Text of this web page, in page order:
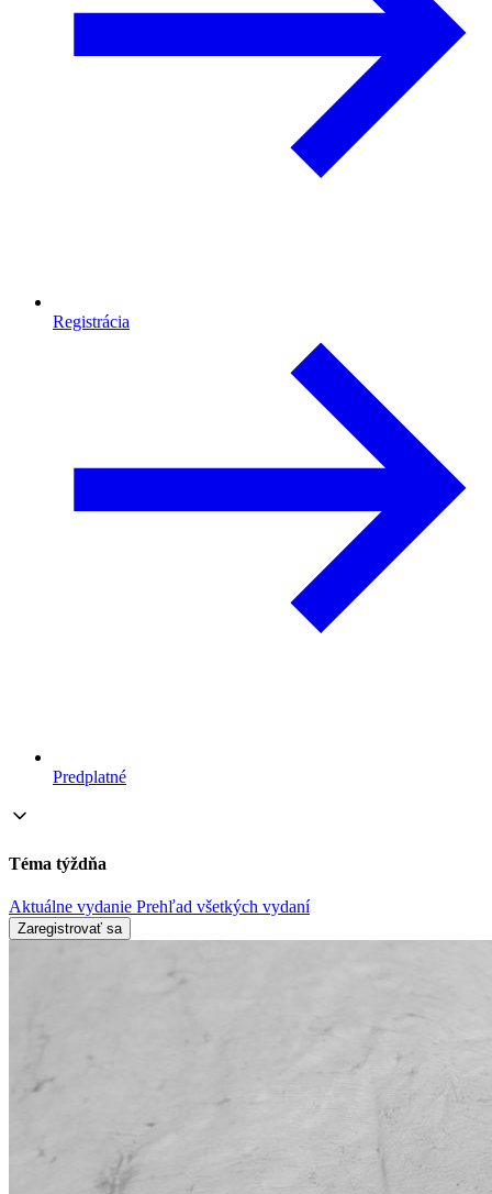
Registrácia
Predplatné
Téma týždňa
Aktuálne vydanie Prehľad všetkých vydaní
Zaregistrovať sa